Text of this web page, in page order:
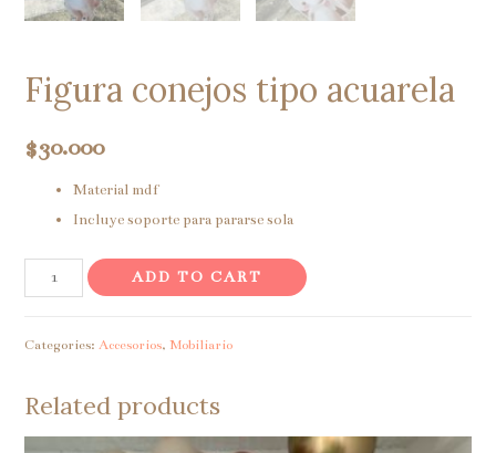
Figura conejos tipo acuarela
$30.000
Material mdf
Incluye soporte para pararse sola
Figura
conejos
ADD TO CART
Categories:Accesorios,Mobiliario
Related products